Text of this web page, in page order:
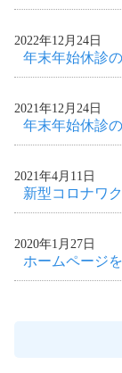
2022年12月24日
年末年始休診
2021年12月24日
年末年始休診
2021年4月11日
新型コロナワ
2020年1月27日
ホームページ